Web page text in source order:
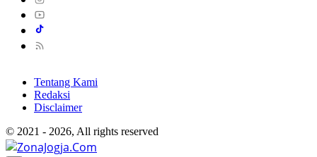
Tentang Kami
Redaksi
Disclaimer
© 2021 - 2026, All rights reserved